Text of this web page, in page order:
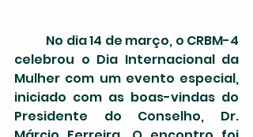
celebrou o Dia Internacional da
Mulher com um evento especial,
iniciado com as boas-vindas do
Presidente do Conselho, Dr.